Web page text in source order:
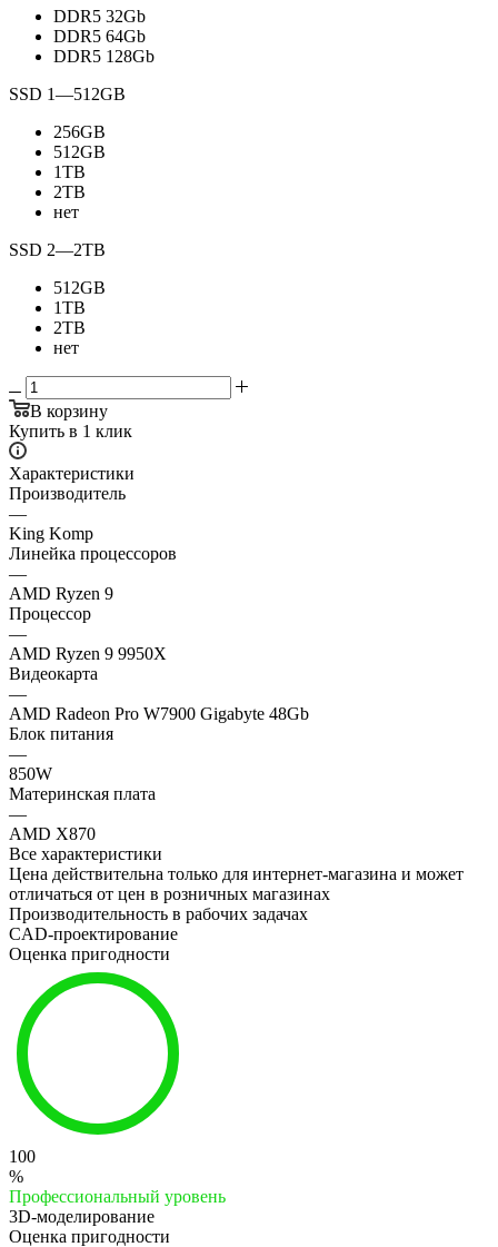
DDR5 32Gb
DDR5 64Gb
DDR5 128Gb
SSD 1—512GB
256GB
512GB
1TB
2TB
нет
SSD 2—2TB
512GB
1TB
2TB
нет
В корзину
Купить в 1 клик
Характеристики
Производитель
—
King Komp
Линейка процессоров
—
AMD Ryzen 9
Процессор
—
AMD Ryzen 9 9950X
Видеокарта
—
AMD Radeon Pro W7900 Gigabyte 48Gb
Блок питания
—
850W
Материнская плата
—
AMD X870
Все характеристики
Цена действительна только для интернет-магазина и может
отличаться от цен в розничных магазинах
Производительность в рабочих задачах
CAD-проектирование
Оценка пригодности
100
%
Профессиональный уровень
3D-моделирование
Оценка пригодности